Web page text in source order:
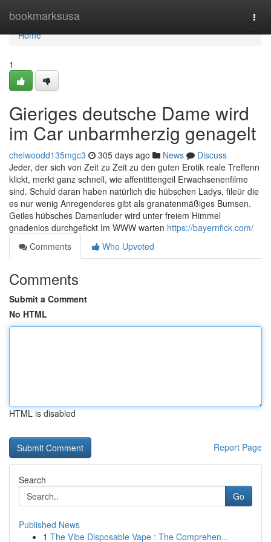
bookmarksusa
Home
Home
1
Gieriges deutsche Dame wird
im Car unbarmherzig genagelt
chelwoodd135mgc3 305 days ago News
Discuss
Jeder, der sich von Zeit zu Zeit zu den guten Erotik reale Treffenn
klickt, merkt ganz schnell, wie affentittengeil Erwachsenenfilme
sind. Schuld daran haben natürlich die hübschen Ladys, fileür die
es nur wenig Anregenderes gibt als granatenmäßiges Bumsen.
Geiles hübsches Damenluder wird unter freiem Himmel
gnadenlos durchgefickt Im WWW warten https://bayernfick.com/
Comments
Who Upvoted
Comments
Submit a Comment
No HTML
HTML is disabled
Report Page
Search
Go
Published News
1 The Vibe Disposable Vape : The Comprehen...